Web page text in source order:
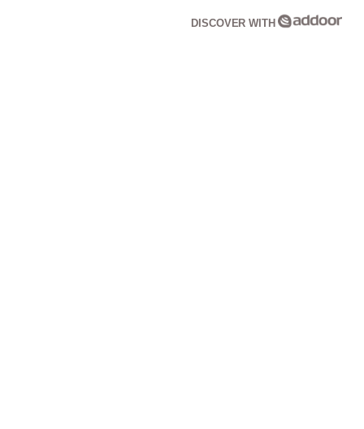
DISCOVER WITH